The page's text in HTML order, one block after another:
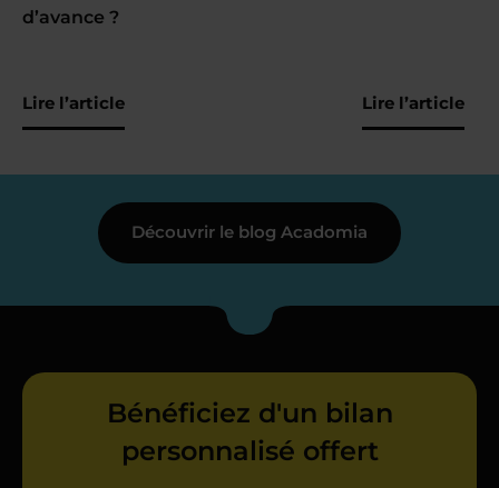
d’avance ?
Lire l’article Lire l’article
Découvrir le blog Acadomia
Bénéficiez d'un bilan
personnalisé offert